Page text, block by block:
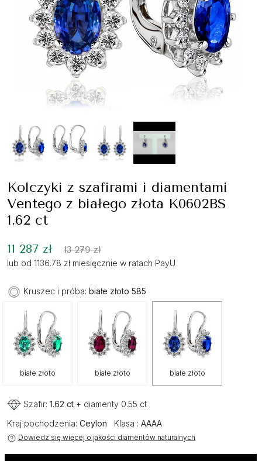
Kolczyki z szafirami i diamentami
Ventego z białego złota K0602BS
1.62 ct
11 287 zł 13 279 zł
lub od 1136.78 zł miesięcznie w ratach PayU
Kruszec i próba: białe złoto 585
białe złoto białe złoto białe złoto
Szafir: 1.62 ct + diamenty 0.55 ct
Kraj pochodzenia: Ceylon Klasa : AAAA
Dowiedz się więcej o jakości diamentów naturalnych